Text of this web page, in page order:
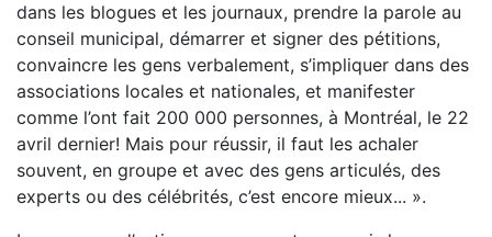
dans les blogues et les journaux, prendre la parole au
conseil municipal, démarrer et signer des pétitions,
convaincre les gens verbalement, s’impliquer dans des
associations locales et nationales, et manifester
comme l’ont fait 200 000 personnes, à Montréal, le 22
avril dernier! Mais pour réussir, il faut les achaler
souvent, en groupe et avec des gens articulés, des
experts ou des célébrités, c’est encore mieux... ».